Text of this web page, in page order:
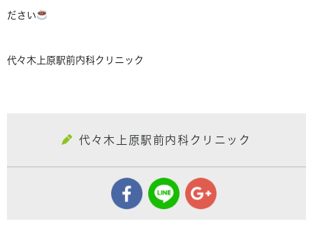
ださい
代々木上原駅前内科クリニック
代々木上原駅前内科クリニック